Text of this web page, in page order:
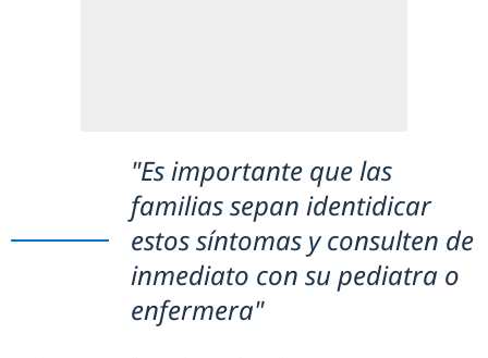
"Es importante que las
familias sepan identidicar
estos síntomas y consulten de
inmediato con su pediatra o
enfermera"